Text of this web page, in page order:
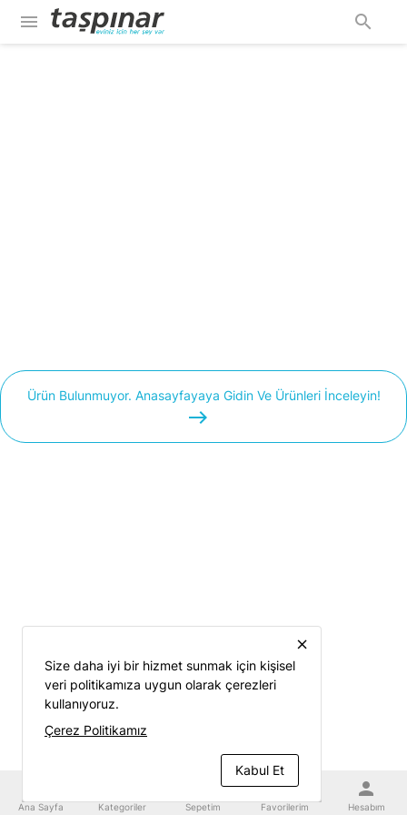
menu search
Ürün Bulunmuyor. Anasayfayaya Gidin Ve Ürünleri İnceleyin!
easts
Ana Sayfa Kategoriler Sepetim
favorite
Favorilerim
person
Hesabım
close
Size daha iyi bir hizmet sunmak için kişisel
veri politikamıza uygun olarak çerezleri
kullanıyoruz.
Çerez Politikamız
Kabul Et